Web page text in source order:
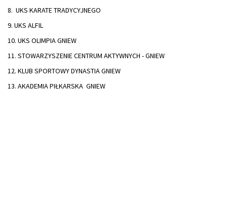
8. UKS KARATE TRADYCYJNEGO
9. UKS ALFIL
10. UKS OLIMPIA GNIEW
11. STOWARZYSZENIE CENTRUM AKTYWNYCH - GNIEW
12. KLUB SPORTOWY DYNASTIA GNIEW
13. AKADEMIA PIŁKARSKA GNIEW